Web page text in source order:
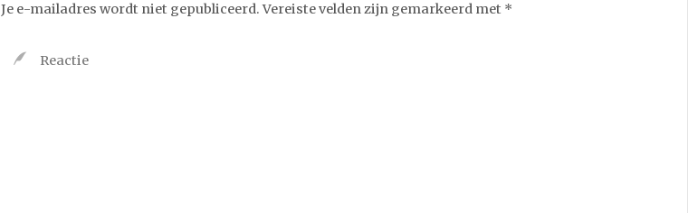
Je e-mailadres wordt niet gepubliceerd. Vereiste velden zijn gemarkeerd met *